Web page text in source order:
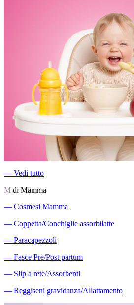
― Vedi tutto
M di Mamma
― Cosmesi Mamma
― Coppetta/Conchiglie assorbilatte
― Paracapezzoli
― Fasce Pre/Post partum
― Slip a rete/Assorbenti
― Reggiseni gravidanza/Allattamento